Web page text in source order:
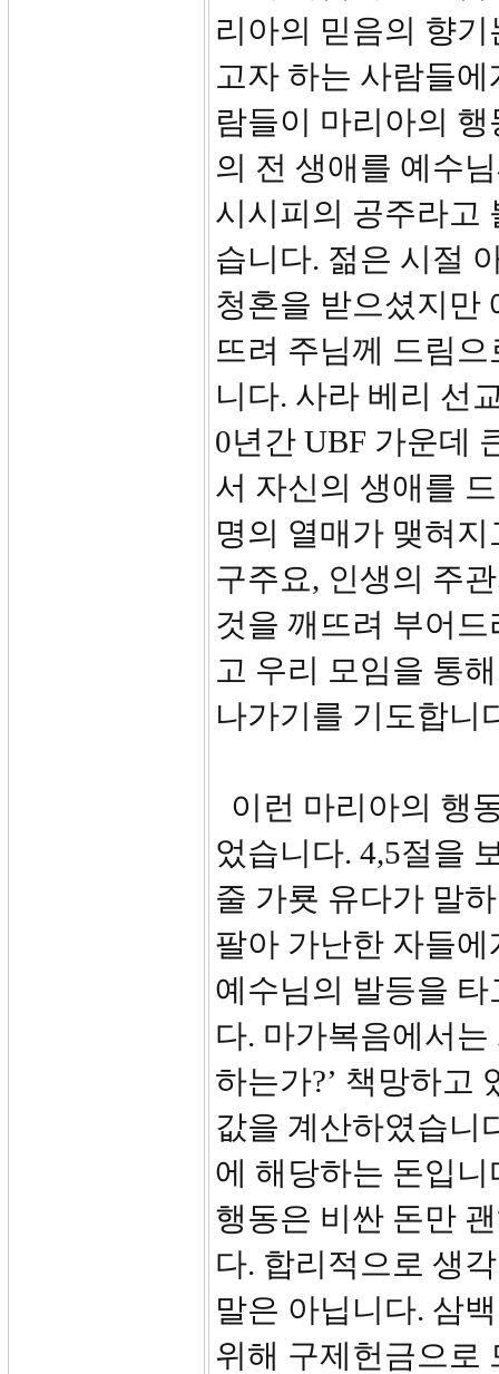
리아의 믿음의 향
고자 하는 사람들
람들이 마리아의
의 전 생애를 예수
시시피의 공주라고
습니다. 젊은 시절
청혼을 받으셨지만
뜨려 주님께 드림
니다. 사라 베리 선
0년간 UBF 가운데
서 자신의 생애를
명의 열매가 맺혀
구주요, 인생의 주
것을 깨뜨려 부어
고 우리 모임을 통
나가기를 기도합니
이런 마리아의 행
었습니다. 4,5절을
줄 가룟 유다가 말
팔아 가난한 자들
예수님의 발등을
다. 마가복음에서
하는가?’ 책망하고
값을 계산하였습니
에 해당하는 돈입
행동은 비싼 돈만
다. 합리적으로 생
말은 아닙니다. 삼
위해 구제헌금으로